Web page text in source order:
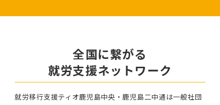
全国に繋がる
就労⽀援ネットワーク
就労移⾏⽀援ティオ⿅児島中央・鹿児島二中通は⼀般社団